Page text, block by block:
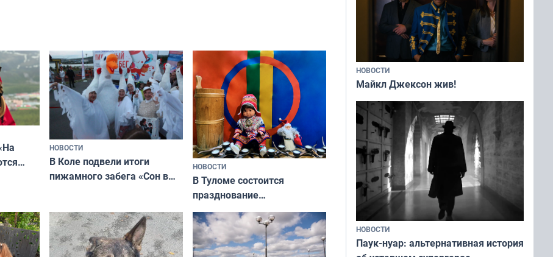
НОВОСТИ
В Коле подвели итоги
пижамного забега «Сон в
НОВОСТИ
В Туломе состоится
празднование
Международного дня
коренных народов мира
НОВОСТИ
Майкл Джексон жив!
НОВОСТИ
Паук-нуар: альтернативная история